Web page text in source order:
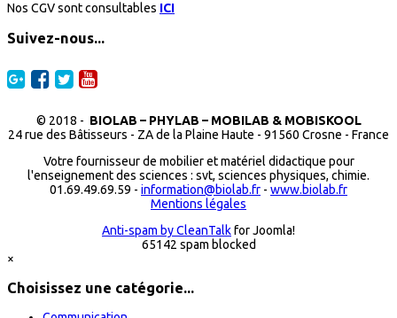
Nos CGV sont consultables ICI
Suivez-nous...
© 2018 - BIOLAB – PHYLAB – MOBILAB & MOBISKOOL
24 rue des Bâtisseurs - ZA de la Plaine Haute - 91560 Crosne - France
Votre fournisseur de mobilier et matériel didactique pour
l'enseignement des sciences : svt, sciences physiques, chimie.
01.69.49.69.59 - information@biolab.fr - www.biolab.fr
Mentions légales
Anti-spam by CleanTalkfor Joomla!
65142 spam blocked
×
Choisissez une catégorie...